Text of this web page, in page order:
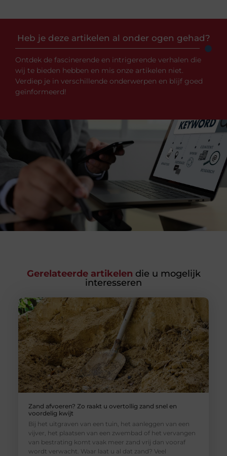
Heb je deze artikelen al onder ogen gehad?
Ontdek de fascinerende en intrigerende verhalen die
wij te bieden hebben en mis onze artikelen niet.
Verdiep je in verschillende onderwerpen en blijf goed
geïnformeerd!
Gerelateerde artikelen die u mogelijk
interesseren
Zand afvoeren? Zo raakt u overtollig zand snel en
voordelig kwijt
Bij het uitgraven van een tuin, het aanleggen van een
vijver, het plaatsen van een zwembad of het vervangen
van bestrating komt vaak meer zand vrij dan vooraf
wordt verwacht. Waar laat u al dat zand? Veel